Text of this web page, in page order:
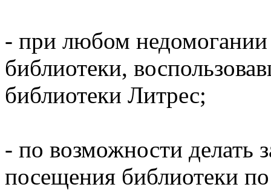
- при любом недомогании
библиотеки,
библиотеки Литрес;
- по возможности делать
посещения библиотеки